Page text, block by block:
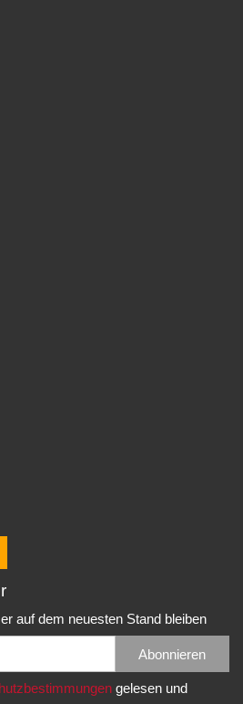
auf dem neuesten Stand bleiben
Abonnieren
gelesen und